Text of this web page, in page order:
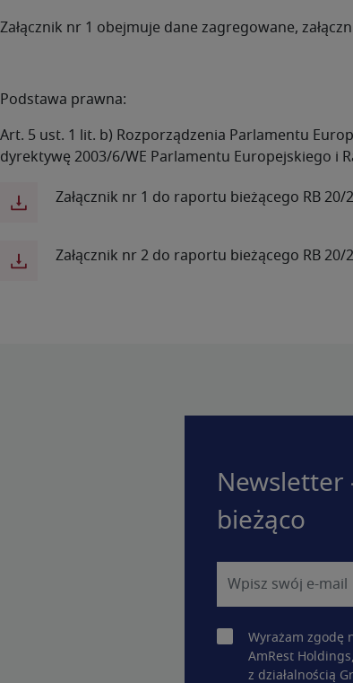
Załącznik nr 1 obejmuje dane zagregowane,
Podstawa prawna:
Art. 5 ust. 1 lit. b) Rozporządzenia Parlamentu
dyrektywę 2003/6/WE Parlamentu Europejskiego i
Załącznik nr 1 do raportu bieżącego RB 20/
Załącznik nr 2 do raportu bieżącego RB 20/
Newsletter
bieżąco
Wyrażam zgodę
AmRest
z działalnością